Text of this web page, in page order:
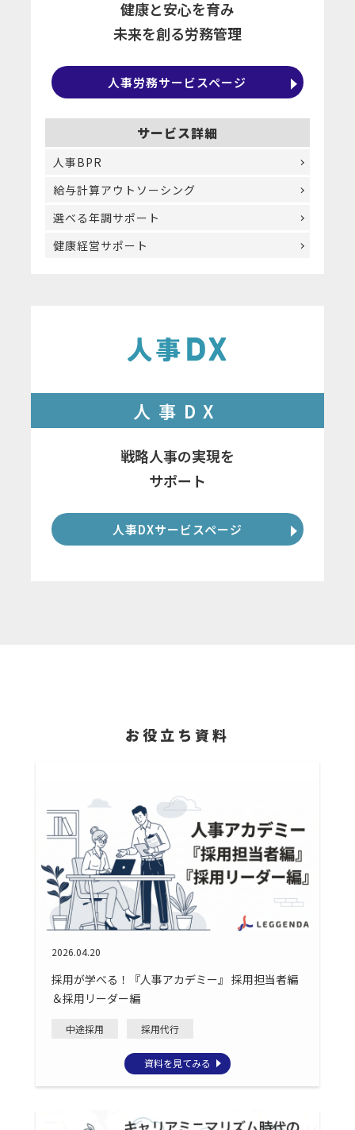
健康と安心を育み
未来を創る労務管理
人事労務サービスページ
サービス詳細
人事BPR
給与計算アウトソーシング
選べる年調サポート
健康経営サポート
人事DX
戦略人事の実現を
サポート
人事DXサービスページ
お役立ち資料
2026.04.20
採用が学べる！『人事アカデミー』 採用担当者編
＆採用リーダー編
中途採用 採用代行
資料を見てみる